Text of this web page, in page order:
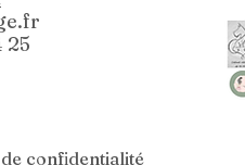
25
confidentialité